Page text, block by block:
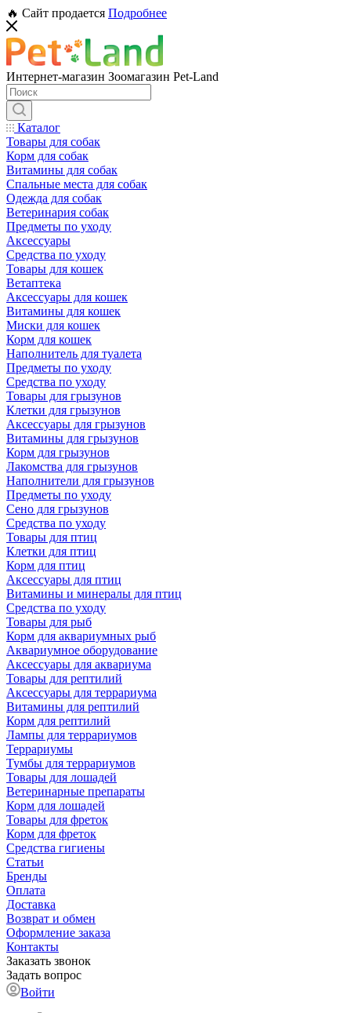
🔥 Сайт продается Подробнее
Интернет-магазин Зоомагазин Pet-Land
Каталог
Товары для собак
Корм для собак
Витамины для собак
Спальные места для собак
Одежда для собак
Ветеринария собак
Предметы по уходу
Аксессуары
Средства по уходу
Товары для кошек
Ветаптека
Аксессуары для кошек
Витамины для кошек
Миски для кошек
Корм для кошек
Наполнитель для туалета
Предметы по уходу
Средства по уходу
Товары для грызунов
Клетки для грызунов
Аксессуары для грызунов
Витамины для грызунов
Корм для грызунов
Лакомства для грызунов
Наполнители для грызунов
Предметы по уходу
Сено для грызунов
Средства по уходу
Товары для птиц
Клетки для птиц
Корм для птиц
Аксессуары для птиц
Витамины и минералы для птиц
Средства по уходу
Товары для рыб
Корм для аквариумных рыб
Аквариумное оборудование
Аксессуары для аквариума
Товары для рептилий
Аксессуары для террариума
Витамины для рептилий
Корм для рептилий
Лампы для террариумов
Террариумы
Тумбы для террариумов
Товары для лошадей
Ветеринарные препараты
Корм для лошадей
Товары для фреток
Корм для фреток
Средства гигиены
Статьи
Бренды
Оплата
Доставка
Возврат и обмен
Оформление заказа
Контакты
Заказать звонок
Задать вопрос
Войти